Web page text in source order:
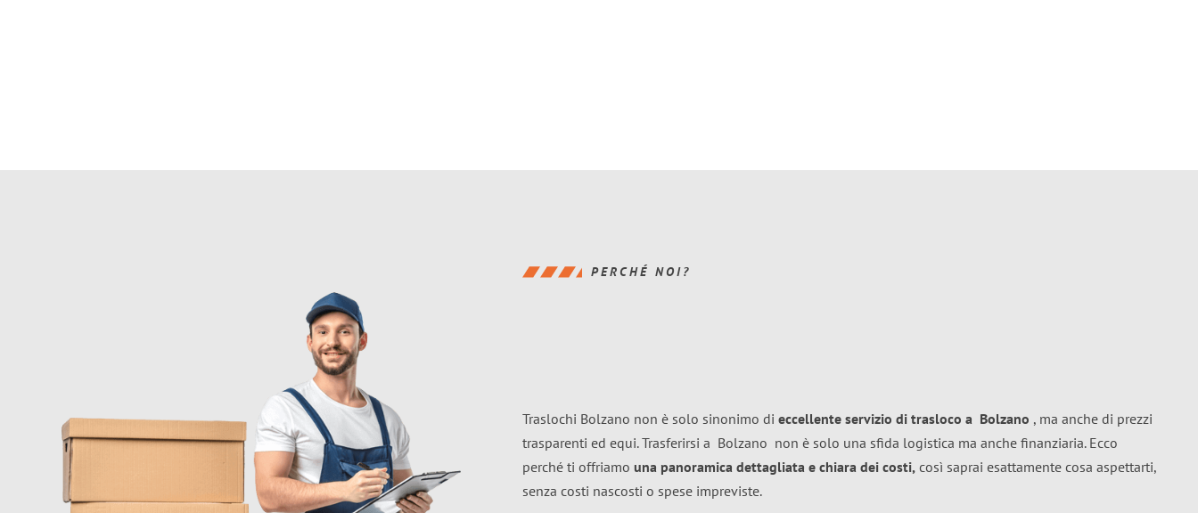
PERCHÉ NOI?
Traslochi Bolzano non è solo sinonimo di eccellente servizio di trasloco a Bolzano , ma anche di prezzi
trasparenti ed equi. Trasferirsi a Bolzano non è solo una sfida logistica ma anche finanziaria. Ecco
perché ti offriamo una panoramica dettagliata e chiara dei costi, così saprai esattamente cosa aspettarti,
senza costi nascosti o spese impreviste.